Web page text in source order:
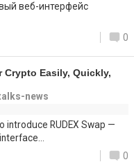
веб-интерфейс
0
Crypto Easily, Quickly,
news
introduce RUDEX Swap —
0